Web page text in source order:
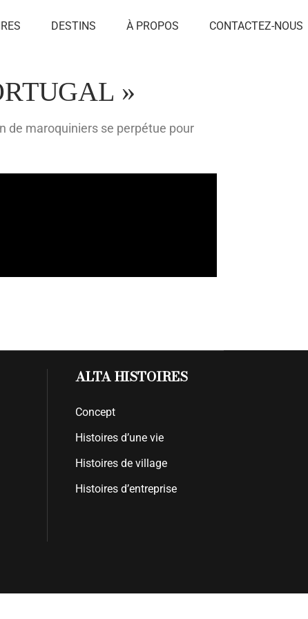
DESTINS À PROPOS CONTACTEZ-NOUS
»
de maroquiniers se perpétue pour
ALTA HISTOIRES
Concept
Histoires d’une vie
Histoires de village
Histoires d’entreprise